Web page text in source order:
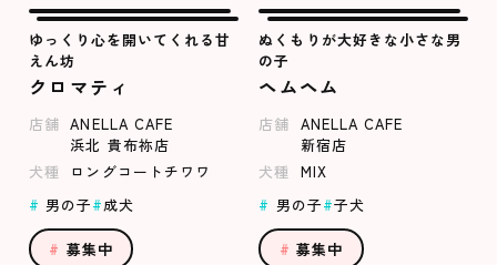
ゆっくり心を開いてくれる甘
えん坊
クロマティ
店舗 ANELLA CAFE
浜北 貴布祢店
犬種
ロングコートチワワ
男の子
成犬
募集中
ぬくもりが大好きな小さな男
の子
ヘムヘム
店舗 ANELLA CAFE
新宿店
犬種
MIX
男の子
子犬
募集中